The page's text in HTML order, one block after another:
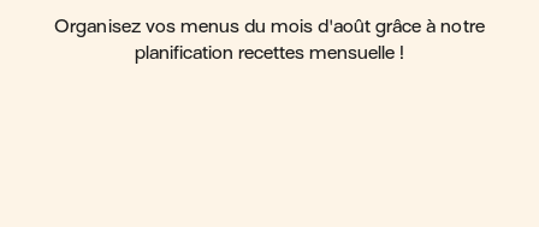
Organisez vos menus du mois d'août grâce à notre
planification recettes mensuelle !